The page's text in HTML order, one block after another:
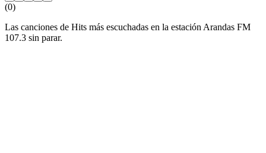
(0)
Las canciones de Hits más escuchadas en la estación Arandas FM
107.3 sin parar.